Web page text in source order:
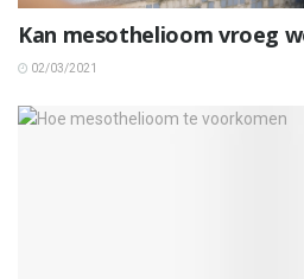
Kan mesothelioom vroeg
02/03/2021